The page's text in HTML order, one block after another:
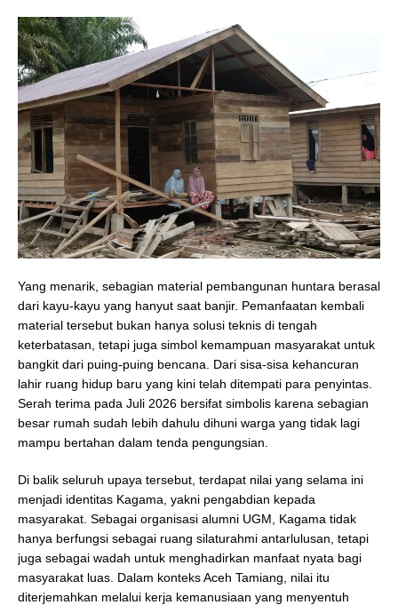
Yang menarik, sebagian material pembangunan huntara berasal
dari kayu-kayu yang hanyut saat banjir. Pemanfaatan kembali
material tersebut bukan hanya solusi teknis di tengah
keterbatasan, tetapi juga simbol kemampuan masyarakat untuk
bangkit dari puing-puing bencana. Dari sisa-sisa kehancuran
lahir ruang hidup baru yang kini telah ditempati para penyintas.
Serah terima pada Juli 2026 bersifat simbolis karena sebagian
besar rumah sudah lebih dahulu dihuni warga yang tidak lagi
mampu bertahan dalam tenda pengungsian.
Di balik seluruh upaya tersebut, terdapat nilai yang selama ini
menjadi identitas Kagama, yakni pengabdian kepada
masyarakat. Sebagai organisasi alumni UGM, Kagama tidak
hanya berfungsi sebagai ruang silaturahmi antarlulusan, tetapi
juga sebagai wadah untuk menghadirkan manfaat nyata bagi
masyarakat luas. Dalam konteks Aceh Tamiang, nilai itu
diterjemahkan melalui kerja kemanusiaan yang menyentuh